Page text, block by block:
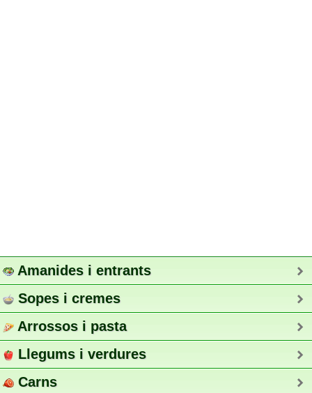
Amanides i entrants
Sopes i cremes
Arrossos i pasta
Llegums i verdures
Carns